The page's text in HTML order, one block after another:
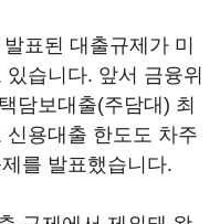
표된 대출규제가 미
습니다. 앞서 금융위
담보대출(주담대) 최
용대출 한도도 차주
를 발표했습니다.